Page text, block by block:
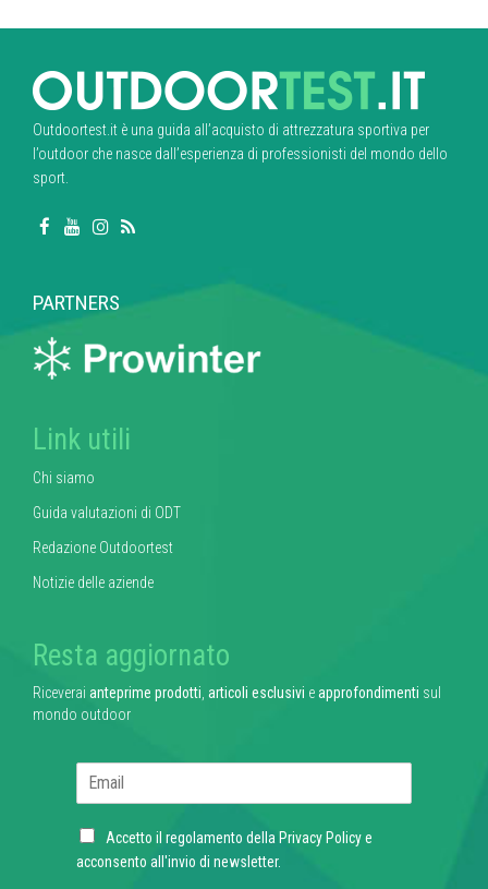
Outdoortest.it è una guida all’acquisto di attrezzatura sportiva per
l’outdoor che nasce dall’esperienza di professionisti del mondo dello
sport.
PARTNERS
Link utili
Chi siamo
Guida valutazioni di ODT
Redazione Outdoortest
Notizie delle aziende
Resta aggiornato
Riceverai anteprime prodotti articoli esclusivi eapprofondimenti sul
mondo outdoor
l
C
h
Accetto il regolamento della Privacy Policye
acconsento all'invio di newsletter.